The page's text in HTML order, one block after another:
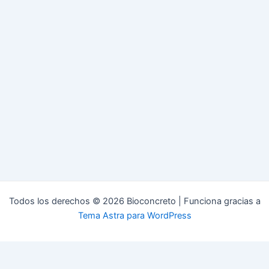
Todos los derechos © 2026 Bioconcreto | Funciona gracias a
Tema Astra para WordPress